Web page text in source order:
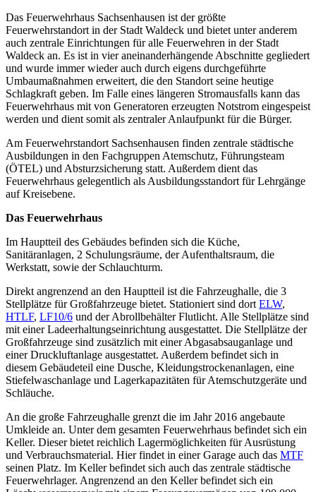
Das Feuerwehrhaus Sachsenhausen ist der größte
Feuerwehrstandort in der Stadt Waldeck und bietet unter anderem
auch zentrale Einrichtungen für alle Feuerwehren in der Stadt
Waldeck an. Es ist in vier aneinanderhängende Abschnitte gegliedert
und wurde immer wieder auch durch eigens durchgeführte
Umbaumaßnahmen erweitert, die den Standort seine heutige
Schlagkraft geben. Im Falle eines längeren Stromausfalls kann das
Feuerwehrhaus mit von Generatoren erzeugten Notstrom eingespeist
werden und dient somit als zentraler Anlaufpunkt für die Bürger.
Am Feuerwehrstandort Sachsenhausen finden zentrale städtische
Ausbildungen in den Fachgruppen Atemschutz, Führungsteam
(ÖTEL) und Absturzsicherung statt. Außerdem dient das
Feuerwehrhaus gelegentlich als Ausbildungsstandort für Lehrgänge
auf Kreisebene.
Das Feuerwehrhaus
Im Hauptteil des Gebäudes befinden sich die Küche,
Sanitäranlagen, 2 Schulungsräume, der Aufenthaltsraum, die
Werkstatt, sowie der Schlauchturm.
Direkt angrenzend an den Hauptteil ist die Fahrzeughalle, die 3
Stellplätze für Großfahrzeuge bietet. Stationiert sind dort ELW,
HTLF, LF10/6 und der Abrollbehälter Flutlicht. Alle Stellplätze sind
mit einer Ladeerhaltungseinrichtung ausgestattet. Die Stellplätze der
Großfahrzeuge sind zusätzlich mit einer Abgasabsauganlage und
einer Druckluftanlage ausgestattet. Außerdem befindet sich in
diesem Gebäudeteil eine Dusche, Kleidungstrockenanlagen, eine
Stiefelwaschanlage und Lagerkapazitäten für Atemschutzgeräte und
Schläuche.
An die große Fahrzeughalle grenzt die im Jahr 2016 angebaute
Umkleide an. Unter dem gesamten Feuerwehrhaus befindet sich ein
Keller. Dieser bietet reichlich Lagermöglichkeiten für Ausrüstung
und Verbrauchsmaterial. Hier findet in einer Garage auch das MTF
seinen Platz. Im Keller befindet sich auch das zentrale städtische
Feuerwehrlager. Angrenzend an den Keller befindet sich ein